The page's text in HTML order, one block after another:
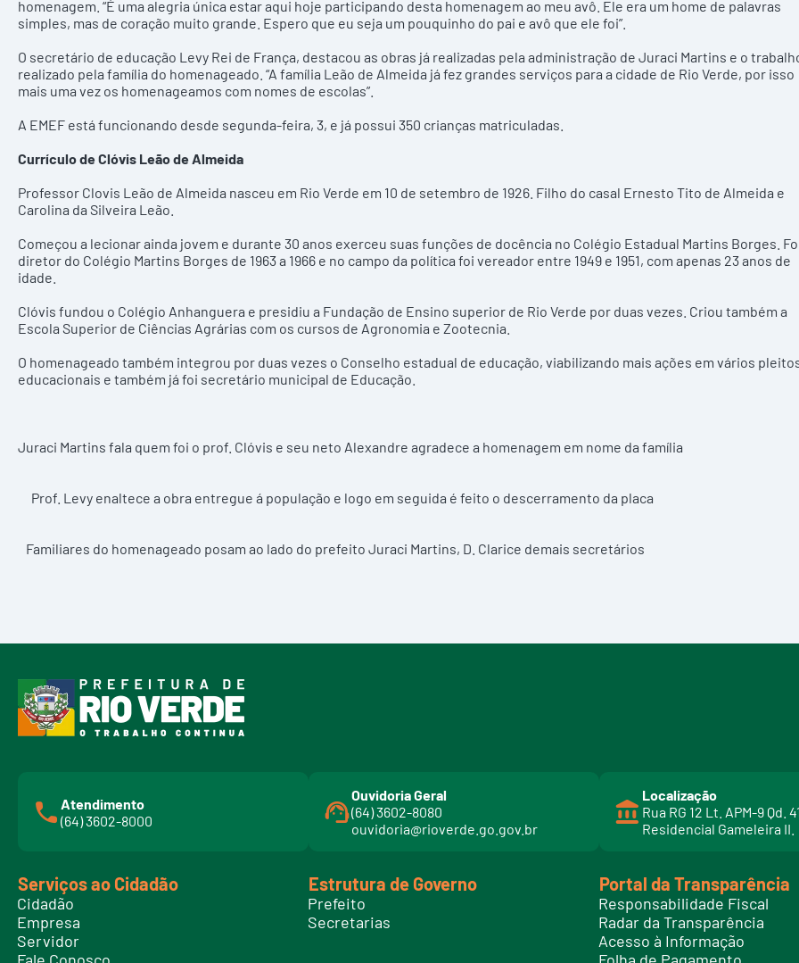
homenagem. “É uma alegria única estar aqui hoje participando desta homenagem ao meu avô. Ele era um home de palavras
simples, mas de coração muito grande. Espero que eu seja um pouquinho do pai e avô que ele foi”.
O secretário de educação Levy Rei de França, destacou as obras já realizadas pela administração de Juraci Martins e o
realizado pela família do homenageado. “A família Leão de Almeida já fez grandes serviços para a cidade de Rio Verde, por isso
mais uma vez os homenageamos com nomes de escolas”.
A EMEF está funcionando desde segunda-feira, 3, e já possui 350 crianças matriculadas.
Currículo de Clóvis Leão de Almeida
Professor Clovis Leão de Almeida nasceu em Rio Verde em 10 de setembro de 1926. Filho do casal Ernesto Tito de Almeida e
Carolina da Silveira Leão.
Começou a lecionar ainda jovem e durante 30 anos exerceu suas funções de docência no Colégio Estadual Martins Borges.
diretor do Colégio Martins Borges de 1963 a 1966 e no campo da política foi vereador entre 1949 e 1951, com apenas 23 anos de
idade.
Clóvis fundou o Colégio Anhanguera e presidiu a Fundação de Ensino superior de Rio Verde por duas vezes. Criou também a
Escola Superior de Ciências Agrárias com os cursos de Agronomia e Zootecnia.
O homenageado também integrou por duas vezes o Conselho estadual de educação, viabilizando mais ações em vários
educacionais e também já foi secretário municipal de Educação.
Juraci Martins fala quem foi o prof. Clóvis e seu neto Alexandre agradece a homenagem em nome da família
Prof. Levy enaltece a obra entregue á população e logo em seguida é feito o descerramento da placa
Familiares do homenageado posam ao lado do prefeito Juraci Martins, D. Clarice demais secretários
Atendimento
(64) 3602-8000
Ouvidoria Geral
(64) 3602-8080
ouvidoria@rioverde.go.gov.br
Localização
Rua RG 12 Lt. APM-9 Qd.
Residencial Gameleira II.
Serviços ao Cidadão
Cidadão
Empresa
Servidor
Estrutura de Governo
Prefeito
Secretarias
Portal da Transparência
Responsabilidade Fiscal
Radar da Transparência
Acesso à Informação